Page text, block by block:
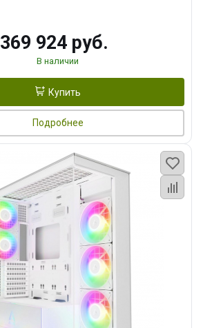
369 924 руб.
В наличии
Купить
Подробнее